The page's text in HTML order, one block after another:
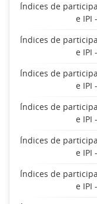
Índices de
e IPI
Índices de
e IPI
Índices de
e IPI
Índices de
e IPI
Índices de
e IPI
Índices de
e IPI